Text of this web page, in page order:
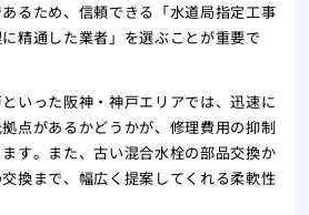
るため、信頼できる「水道局指定工事
精通した業者」を選ぶことが重要で
いった阪神・神戸エリアでは、迅速に
点があるかどうかが、修理費用の抑制
す。また、古い混合水栓の部品交換か
換まで、幅広く提案してくれる柔軟性